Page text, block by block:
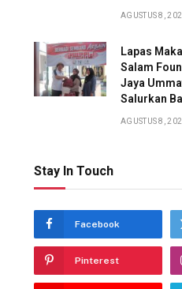
AGUSTUS 8,
Lapas
Salam
Jaya
Salurkan
AGUSTUS 8,
Stay In Touch
Facebook
Pinterest